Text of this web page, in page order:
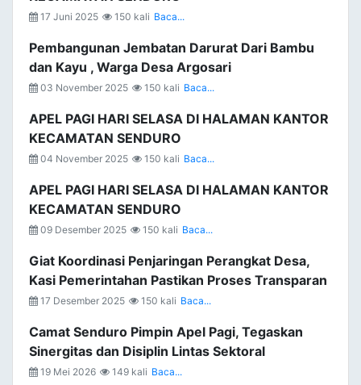
17 Juni 2025 150 kali Baca...
Pembangunan Jembatan Darurat Dari Bambu
dan Kayu , Warga Desa Argosari
03 November 2025 150 kali Baca...
APEL PAGI HARI SELASA DI HALAMAN KANTOR
KECAMATAN SENDURO
04 November 2025 150 kali Baca...
APEL PAGI HARI SELASA DI HALAMAN KANTOR
KECAMATAN SENDURO
09 Desember 2025 150 kali Baca...
Giat Koordinasi Penjaringan Perangkat Desa,
Kasi Pemerintahan Pastikan Proses Transparan
17 Desember 2025 150 kali Baca...
Camat Senduro Pimpin Apel Pagi, Tegaskan
Sinergitas dan Disiplin Lintas Sektoral
19 Mei 2026 149 kali Baca...